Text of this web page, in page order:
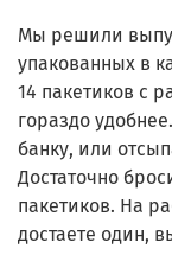
Мы решили
упакованных в
14 пакетиков с
гораздо
банку, или
Достаточно
пакетиков. На
достаете один,